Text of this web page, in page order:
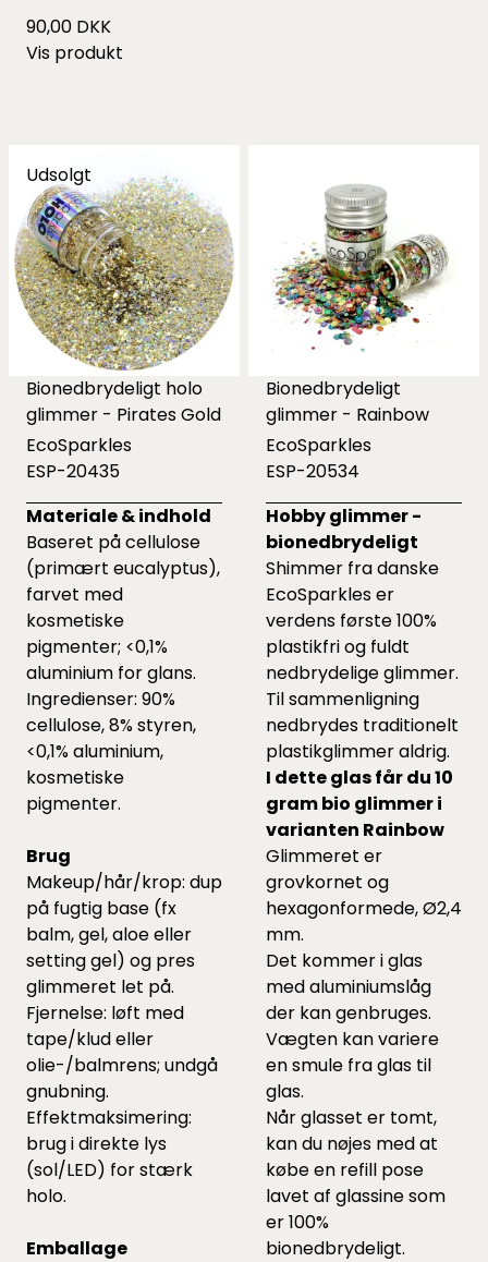
90,00 DKK
Vis produkt
Udsolgt
Bionedbrydeligt holo
glimmer - Pirates Gold
EcoSparkles
ESP-20435
Materiale & indhold
Baseret på cellulose
(primært eucalyptus),
farvet med
kosmetiske
pigmenter; <0,1%
aluminium for glans.
Ingredienser: 90%
cellulose, 8% styren,
<0,1% aluminium,
kosmetiske
pigmenter.
Brug
Makeup/hår/krop: dup
på fugtig base (fx
balm, gel, aloe eller
setting gel) og pres
glimmeret let på.
Fjernelse: løft med
tape/klud eller
olie-/balmrens; undgå
gnubning.
Effektmaksimering:
brug i direkte lys
(sol/LED) for stærk
holo.
Emballage
Bionedbrydeligt
glimmer - Rainbow
EcoSparkles
ESP-20534
Hobby glimmer -
bionedbrydeligt
Shimmer fra danske
EcoSparkles er
verdens første 100%
plastikfri og fuldt
nedbrydelige glimmer.
Til sammenligning
nedbrydes traditionelt
plastikglimmer aldrig.
I dette glas får du 10
gram bio glimmer i
varianten Rainbow
Glimmeret er
grovkornet og
hexagonformede, Ø2,4
mm.
Det kommer i glas
med aluminiumslåg
der kan genbruges.
Vægten kan variere
en smule fra glas til
glas.
Når glasset er tomt,
kan du nøjes med at
købe en refill pose
lavet af glassine som
er 100%
bionedbrydeligt.